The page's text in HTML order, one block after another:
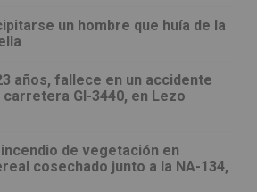
un hombre que huía de la
años, fallece en un accidente
GI-3440, en Lezo
de vegetación en
cosechado junto a la NA-134,